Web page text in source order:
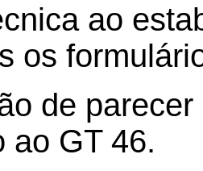
ao
os
de
ao GT 46.